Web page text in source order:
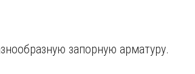
запорную арматуру.